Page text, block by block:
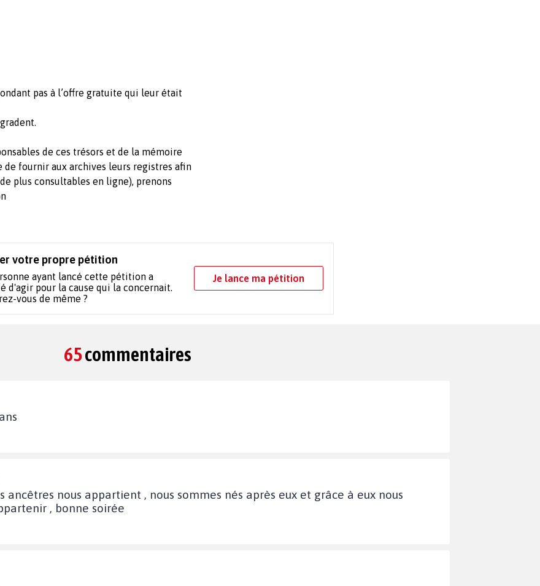
pas à l’offre gratuite qui leur était
de ces trésors et de la mémoire
fournir aux archives leurs registres afin
plus consultables en ligne), prenons
votre propre pétition
ayant lancé cette pétition a
d'agir pour la cause qui la concernait.
vous de même ?
Je lance ma pétition
65commentaires
ancêtres nous appartient , nous sommes nés après eux et grâce à eux nous
, bonne soirée